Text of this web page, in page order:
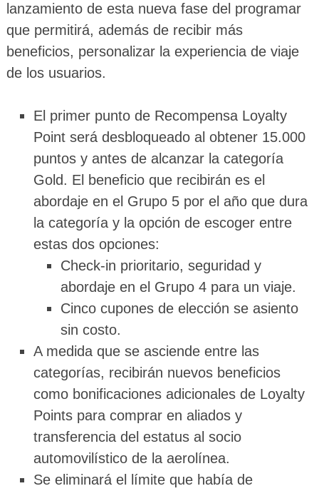
lanzamiento de esta nueva fase del programar
que permitirá, además de recibir más
beneficios, personalizar la experiencia de viaje
de los usuarios.
El primer punto de Recompensa Loyalty
Point será desbloqueado al obtener 15.000
puntos y antes de alcanzar la categoría
Gold. El beneficio que recibirán es el
abordaje en el Grupo 5 por el año que dura
la categoría y la opción de escoger entre
estas dos opciones:
Check-in prioritario, seguridad y
abordaje en el Grupo 4 para un viaje.
Cinco cupones de elección se asiento
sin costo.
A medida que se asciende entre las
categorías, recibirán nuevos beneficios
como bonificaciones adicionales de Loyalty
Points para comprar en aliados y
transferencia del estatus al socio
automovilístico de la aerolínea.
Se eliminará el límite que había de